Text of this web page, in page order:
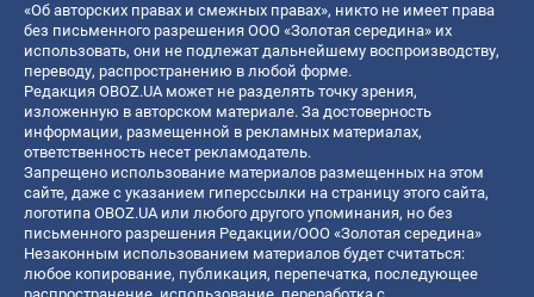
«Об авторских правах и смежных правах», никто не имеет права
без письменного разрешения ООО «Золотая середина» их
использовать, они не подлежат дальнейшему воспроизводству,
переводу, распространению в любой форме.
Редакция OBOZ.UA может не разделять точку зрения,
изложенную в авторском материале. За достоверность
информации, размещенной в рекламных материалах,
ответственность несет рекламодатель.
Запрещено использование материалов размещенных на этом
сайте, даже с указанием гиперссылки на страницу этого сайта,
логотипа OBOZ.UA или любого другого упоминания, но без
письменного разрешения Редакции/ООО «Золотая середина»
Незаконным использованием материалов будет считаться:
любое копирование, публикация, перепечатка, последующее